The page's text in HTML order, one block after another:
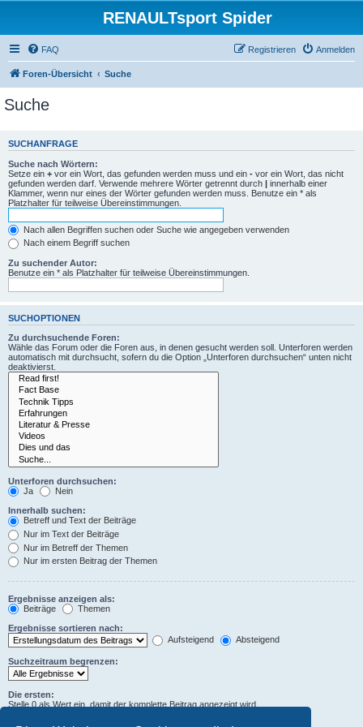
RENAULTsport Spider
FAQ Anmelden
Registrieren
Foren-Übersicht Suche
Suche
SUCHANFRAGE
Suche nach Wörtern:
Setze ein + vor ein Wort, das gefunden werden muss und ein - vor ein Wort, das nicht
gefunden werden darf. Verwende mehrere Wörter getrennt durch | innerhalb einer
Klammer, wenn nur eines der Wörter gefunden werden muss. Benutze ein * als
Platzhalter für teilweise Übereinstimmungen.
Nach allen Begriffen suchen oder Suche wie angegeben verwenden
Nach einem Begriff suchen
Zu suchender Autor:
Benutze ein * als Platzhalter für teilweise Übereinstimmungen.
SUCHOPTIONEN
Zu durchsuchende Foren:
Wähle das Forum oder die Foren aus, in denen gesucht werden soll. Unterforen werden
automatisch mit durchsucht, sofern du die Option „Unterforen durchsuchen“ unten nicht
deaktivierst.
Unterforen durchsuchen:
Ja
Nein
Innerhalb suchen:
Betreff und Text der Beiträge
Nur im Text der Beiträge
Nur im Betreff der Themen
Nur im ersten Beitrag der Themen
Ergebnisse anzeigen als:
Beiträge
Themen
Ergebnisse sortieren nach:
Aufsteigend
Absteigend
Suchzeitraum begrenzen:
Die ersten:
Stelle 0 als Wert ein, damit der komplette Beitrag angezeigt wird.